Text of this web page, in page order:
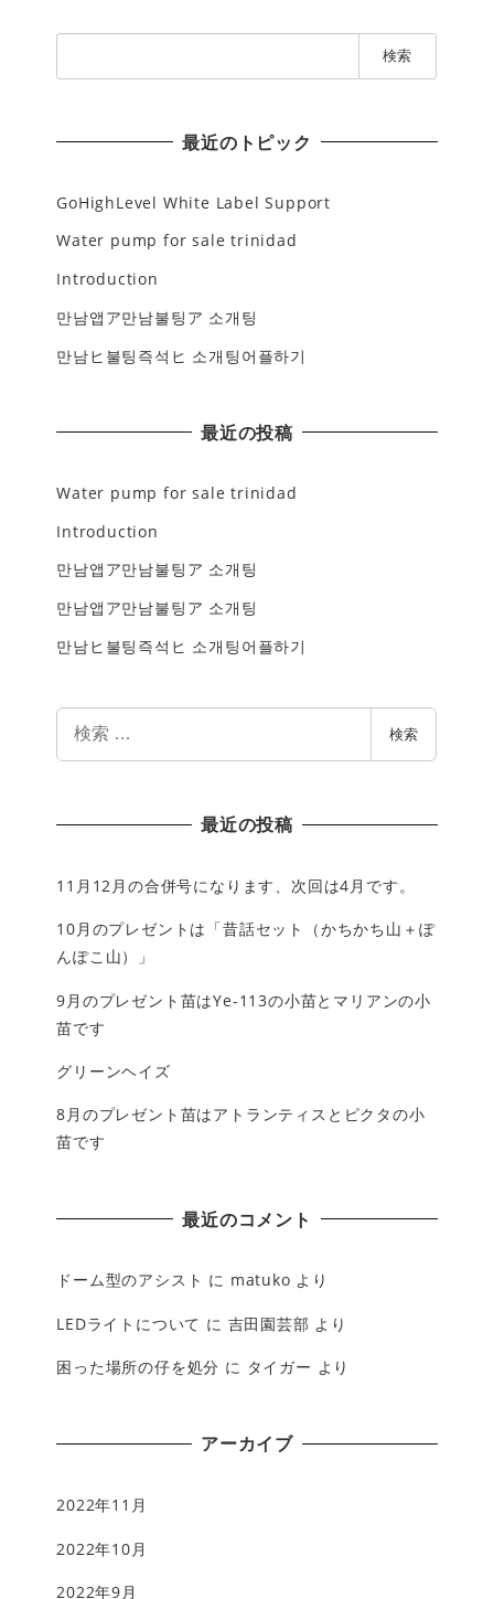
索
最近のトピック
GoHighLevel White Label Support
Water pump for sale trinidad
Introduction
만남앱ア만남불팅ア 소개팅
만남ヒ불팅즉석ヒ 소개팅어플하기
最近の投稿
Water pump for sale trinidad
Introduction
만남앱ア만남불팅ア 소개팅
만남앱ア만남불팅ア 소개팅
만남ヒ불팅즉석ヒ 소개팅어플하기
検索
最近の投稿
11月12月の合併号になります、次回は4月です。
10月のプレゼントは「昔話セット（かちかち山＋ぽ
んぽこ山）」
9月のプレゼント苗はYe-113の小苗とマリアンの小
苗です
グリーンヘイズ
8月のプレゼント苗はアトランティスとピクタの小
苗です
最近のコメント
ドーム型のアシスト に matuko より
LEDライトについて に 吉田園芸部 より
困った場所の仔を処分 に タイガー より
アーカイブ
2022年11月
2022年10月
2022年9月